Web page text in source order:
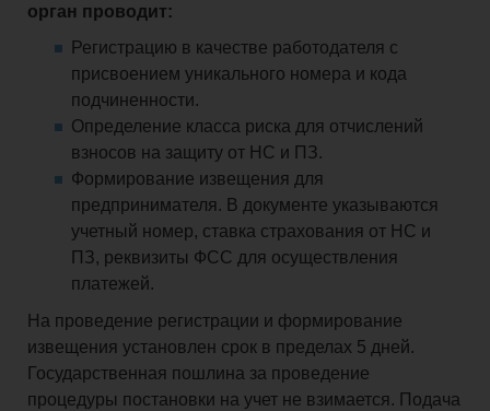
орган проводит:
Регистрацию в качестве работодателя с
присвоением уникального номера и кода
подчиненности.
Определение класса риска для отчислений
взносов на защиту от НС и ПЗ.
Формирование извещения для
предпринимателя. В документе указываются
учетный номер, ставка страхования от НС и
ПЗ, реквизиты ФСС для осуществления
платежей.
На проведение регистрации и формирование
извещения установлен срок в пределах 5 дней.
Государственная пошлина за проведение
процедуры постановки на учет не взимается. Подача